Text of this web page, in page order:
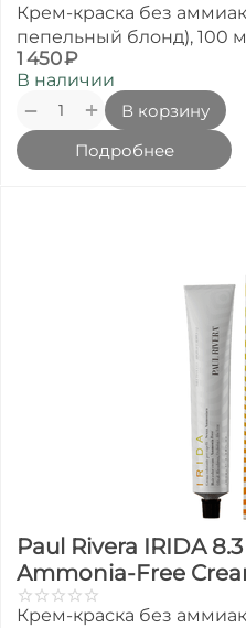
Крем-краска без
пепельный блонд), 100
1 450₽
В наличии
+
−
В корзину
Подробнее
Paul Rivera IRIDA
Ammonia-Free
Крем-краска без